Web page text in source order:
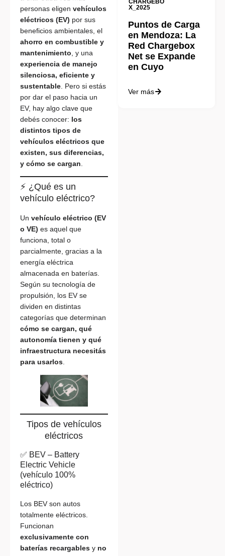
personas eligen vehículos
eléctricos (EV) por sus
beneficios ambientales, el
ahorro en combustible y
mantenimiento , y una
experiencia de manejo
silenciosa, eficiente y
sustentable . Pero si estás
por dar el paso hacia un
EV, hay algo clave que
debés conocer: los
distintos tipos de
vehículos eléctricos que
existen, sus diferencias,
y cómo se cargan
⚡ ¿Qué es un
vehículo eléctrico?
Un vehículo eléctrico (EV
o VE) es aquel que
funciona, total o
parcialmente, gracias a la
energía eléctrica
almacenada en baterías.
Según su tecnología de
propulsión, los EV se
dividen en distintas
categorías que determinan
cómo se cargan, qué
autonomía tienen y qué
infraestructura necesitás
para usarlos
Tipos de vehículos
eléctricos
✅ BEV – Battery
Electric Vehicle
(vehículo 100%
eléctrico)
Los BEV son autos
totalmente eléctricos.
Funcionan
exclusivamente con
baterías recargables y no
CHARGEBO
X_2025
Puntos de Carga
en Mendoza: La
Red Chargebox
Net se Expande
en Cuyo
Ver más